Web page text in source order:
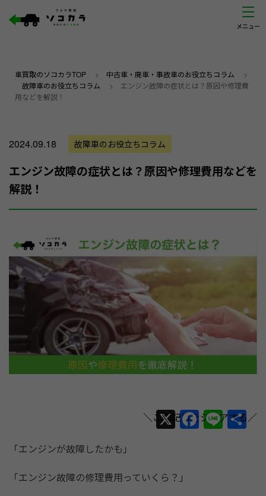
車買取のソコカラTOP > 中古車・廃車・事故車のお役立ちコラム >
故障車のお役立ちコラム > エンジン故障の症状とは？原因や修理費
用などを解説！
2024.09.18 故障車のお役立ちコラム
エンジン故障の症状とは？原因や修理費用などを
解説！
X F Li 共
「エンジンが故障したかも」
「エンジン故障の修理費用っていくら？」